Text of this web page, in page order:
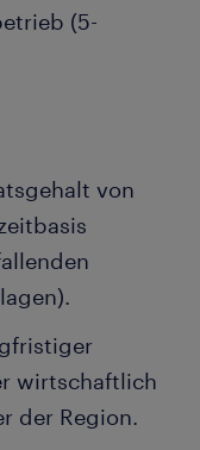
(5-
von
wirtschaftlich
der Region.